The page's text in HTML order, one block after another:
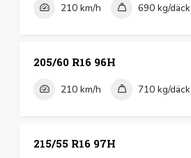
210 km/h 690 kg/däck
205/60 R16 96H
210 km/h 710 kg/däck
215/55 R16 97H